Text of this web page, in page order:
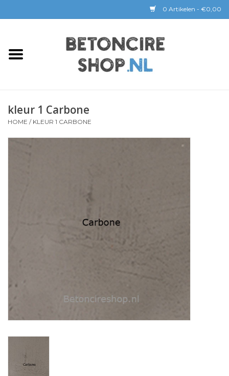
0 Artikelen - €0,00
Home
BaseBeton | Kant & Klaar
Sichtbeton
kleur 1 Carbone
HOME / KLEUR 1 CARBONE